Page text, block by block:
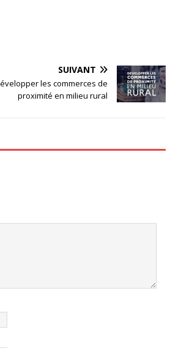
SUIVANT
les commerces de
proximité en milieu rural